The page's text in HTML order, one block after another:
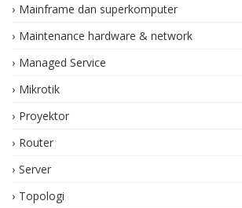
Mainframe dan superkomputer
Maintenance hardware & network
Managed Service
Mikrotik
Proyektor
Router
Server
Topologi